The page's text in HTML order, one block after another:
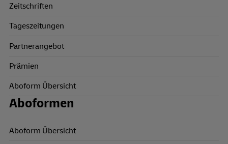
Zeitschriften
Tageszeitungen
Partnerangebot
Prämien
Aboform Übersicht
Aboformen
Aboform Übersicht